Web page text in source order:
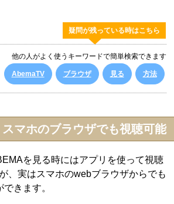
疑問が残っている時はこちら
他の人がよく使うキーワードで簡単検索できます
AbemaTV ブラウザ 見る 方法
マホのブラウザでも視聴可能
を見る時にはアプリを使って視聴
、実はスマホのwebブラウザからでも
きます。